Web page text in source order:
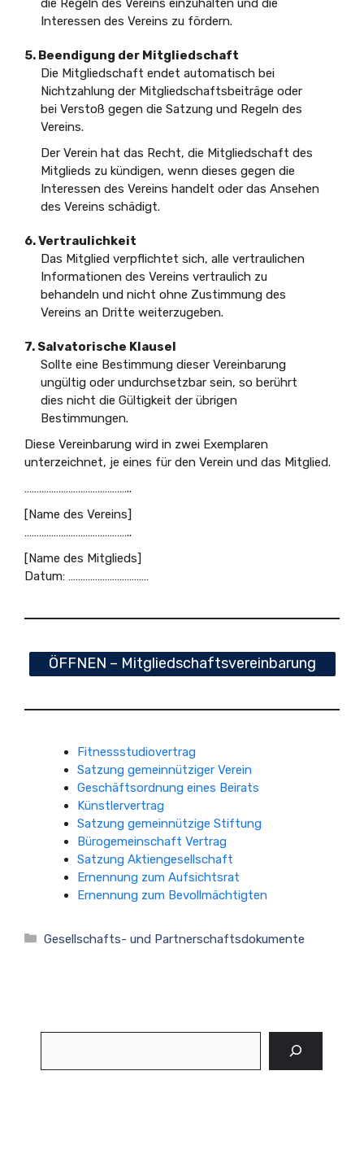
Interessen des Vereins zu fördern.
5. Beendigung der Mitgliedschaft
Die Mitgliedschaft endet automatisch bei
Nichtzahlung der Mitgliedschaftsbeiträge oder
bei Verstoß gegen die Satzung und Regeln des
Vereins.
Der Verein hat das Recht, die Mitgliedschaft des
Mitglieds zu kündigen, wenn dieses gegen die
Interessen des Vereins handelt oder das Ansehen
des Vereins schädigt.
6. Vertraulichkeit
Das Mitglied verpflichtet sich, alle vertraulichen
Informationen des Vereins vertraulich zu
behandeln und nicht ohne Zustimmung des
Vereins an Dritte weiterzugeben.
7. Salvatorische Klausel
Sollte eine Bestimmung dieser Vereinbarung
ungültig oder undurchsetzbar sein, so berührt
dies nicht die Gültigkeit der übrigen
Bestimmungen.
Diese Vereinbarung wird in zwei Exemplaren
unterzeichnet, je eines für den Verein und das Mitglied.
……………………………………..
[Name des Vereins]
……………………………………..
[Name des Mitglieds]
Datum: ……………………………
ÖFFNEN – Mitgliedschaftsvereinbarung
Fitnessstudiovertrag
Satzung gemeinnütziger Verein
Geschäftsordnung eines Beirats
Künstlervertrag
Satzung gemeinnützige Stiftung
Bürogemeinschaft Vertrag
Satzung Aktiengesellschaft
Ernennung zum Aufsichtsrat
Ernennung zum Bevollmächtigten
Kategorien
Gesellschafts- und Partnerschaftsdokumente